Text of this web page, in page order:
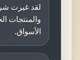
لقد غيرت
والمنتجات
الأسواق.